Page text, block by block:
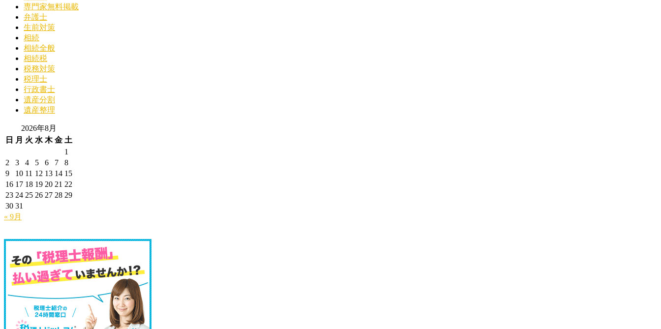
専門家無料掲載
弁護士
生前対策
相続
相続全般
相続税
税務対策
税理士
行政書士
遺産分割
遺産整理
2026年8月
日
月 火 水 木 金 土
1
2
3 4 5 6 7
8
9
10 11 12 13 14 15
16 17 18 19 20 21 22
23 24 25 26 27 28 29
30 31
« 9月